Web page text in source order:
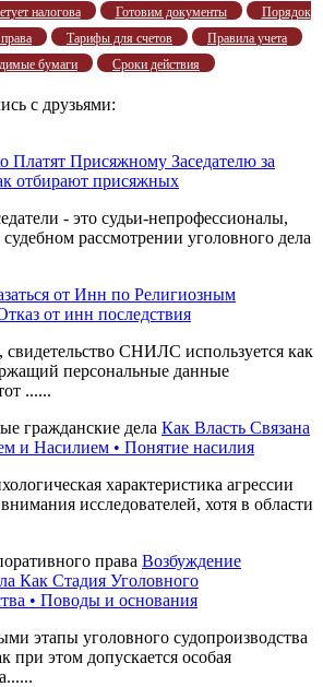
налогова Готовим документы
Порядок
Тарифы для счетов
Правила учета
бумаги
Сроки действия
с друзьями:
Платят Присяжному Заседателю за
отбирают присяжных
- это судьи-непрофессионалы,
рассмотрении уголовного дела
от Инн по Религиозным
от инн последствия
СНИЛС используется как
персональные данные
......
Как Власть Связана
и Насилием • Понятие насилия
характеристика агрессии
исследователей, хотя в области
Возбуждение
Как Стадия Уголовного
• Поводы и основания
этапы уголовного судопроизводства
при этом допускается особая